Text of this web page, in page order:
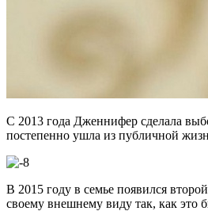
С 2013 года Дженнифер сделала
постепенно ушла из публичной
В 2015 году в семье появился
своему внешнему виду так, как это